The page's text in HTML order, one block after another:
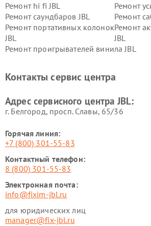
Ремонт hi fi JBL
Ремонт
Ремонт саундбаров JBL
Ремонт
Ремонт портативных колонок
JBL
Ремонт
JBL
Ремонт проигрывателей винила JBL
Контакты сервис центра
Адрес сервисного центра JBL:
г. Белгород, просп. Славы, 65/36
Горячая линия:
+7 (800) 301-55-83
Контактный телефон:
8 (800) 301-55-83
Электронная почта:
info@fixim-jbl.ru
для юридических лиц
manager@fix-jbl.ru